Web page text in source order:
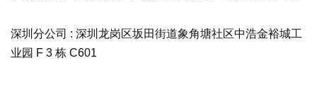
深圳分公司 : 深圳龙岗区坂田街道象角塘社区中浩金裕城工
业园 F 3 栋 C601